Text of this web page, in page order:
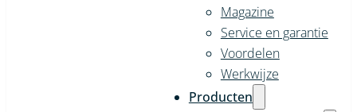
Magazine
Service en garantie
Voordelen
Werkwijze
Producten